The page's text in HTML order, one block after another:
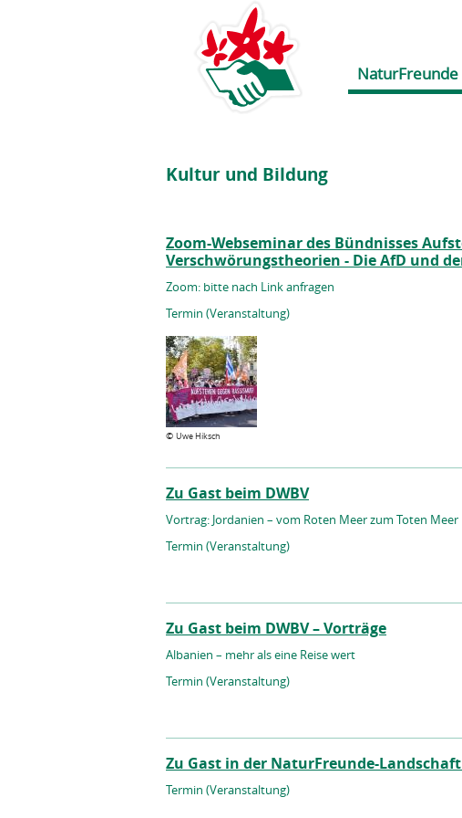
NaturFreunde
Kultur und Bildung
Zoom-Webseminar des Bündnisses
Verschwörungstheorien - Die AfD und
Zoom: bitte nach Link anfragen
Termin (Veranstaltung)
© Uwe Hiksch
Zu Gast beim DWBV
Vortrag: Jordanien – vom Roten Meer zum Toten Meer
Termin (Veranstaltung)
Zu Gast beim DWBV – Vorträge
Albanien – mehr als eine Reise wert
Termin (Veranstaltung)
Zu Gast in der NaturFreunde-
Termin (Veranstaltung)